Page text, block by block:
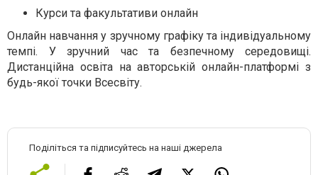
Курси та факультативи онлайн
Онлайн навчання у зручному графіку та індивідуальному
темпі. У зручний час та безпечному середовищі.
Дистанційна освіта на авторській онлайн-платформі з
будь-якої точки Всесвіту.
Поділіться та підписуйтесь на наші джерела